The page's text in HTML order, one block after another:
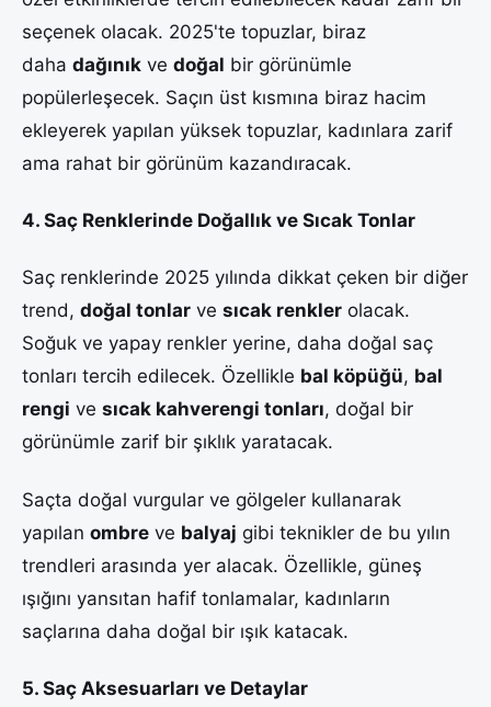
seçenek olacak. 2025'te topuzlar, biraz
daha dağınık ve doğal bir görünümle
popülerleşecek. Saçın üst kısmına biraz hacim
ekleyerek yapılan yüksek topuzlar, kadınlara zarif
ama rahat bir görünüm kazandıracak.
4. Saç Renklerinde Doğallık ve Sıcak Tonlar
Saç renklerinde 2025 yılında dikkat çeken bir diğer
trend, doğal tonlar ve sıcak renkler olacak.
Soğuk ve yapay renkler yerine, daha doğal saç
tonları tercih edilecek. Özellikle bal köpüğü, bal
rengi ve sıcak kahverengi tonları, doğal bir
görünümle zarif bir şıklık yaratacak.
Saçta doğal vurgular ve gölgeler kullanarak
yapılan ombre ve balyaj gibi teknikler de bu yılın
trendleri arasında yer alacak. Özellikle, güneş
ışığını yansıtan hafif tonlamalar, kadınların
saçlarına daha doğal bir ışık katacak.
5. Saç Aksesuarları ve Detaylar